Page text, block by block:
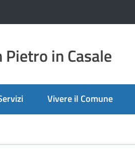
Pietro in Casale
Vivere il Comune